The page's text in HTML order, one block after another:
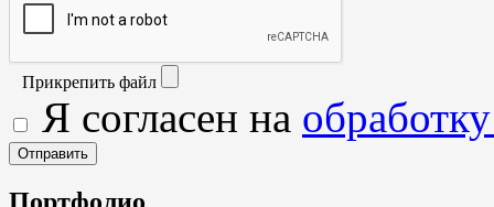
Прикрепить файл
Я согласен на
Портфолио